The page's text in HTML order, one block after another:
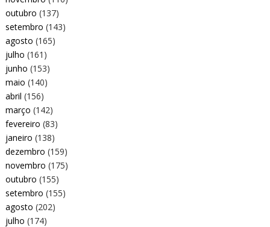
outubro (137)
setembro (143)
agosto (165)
julho (161)
junho (153)
maio (140)
abril (156)
março (142)
fevereiro (83)
janeiro (138)
dezembro (159)
novembro (175)
outubro (155)
setembro (155)
agosto (202)
julho (174)